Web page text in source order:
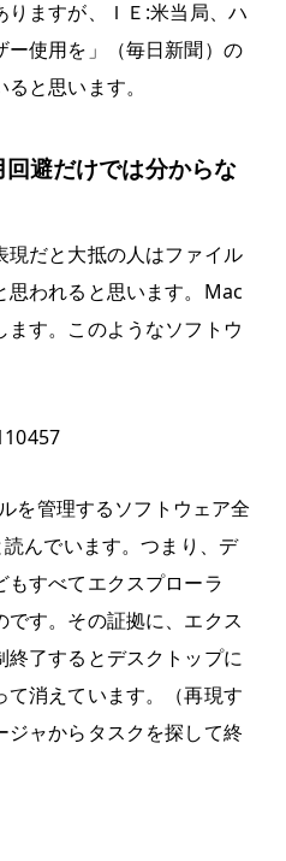
ますが、
ＩＥ:米当局、ハ
使用を」（毎日新聞） の
と思います。
避だけでは分からな
現だと大抵の人はファイル
思われると思います。Mac
す。このようなソフトウ
を管理するソフトウェア全
んでいます。つまり、デ
すべてエクスプローラ
す。その証拠に、エクス
了するとデスクトップに
消えています。（再現す
ジャからタスクを探して終